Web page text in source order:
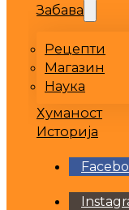
Забава
Рецепти
Магазин
Наука
Хуманост
Историја